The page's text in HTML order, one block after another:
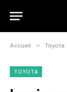
Accueil » Toyota
TOYOTA